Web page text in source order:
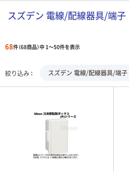
スズデン 電線/配線器具/端子
68件（68商品）中 1～50件を表示
絞り込み スズデン 電線/配線器具/端子